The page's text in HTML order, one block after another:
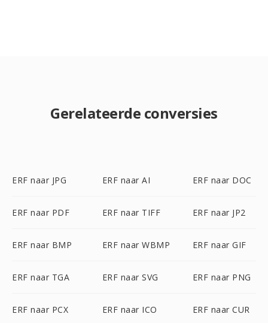
Gerelateerde conversies
ERF naar JPG ERF naar AI ERF naar DOC
ERF naar PDF ERF naar TIFF ERF naar JP2
ERF naar BMP ERF naar WBMP ERF naar GIF
ERF naar TGA ERF naar SVG ERF naar PNG
ERF naar PCX ERF naar ICO ERF naar CUR